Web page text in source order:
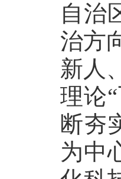
自治
治方
新人
理论
断夯
为中